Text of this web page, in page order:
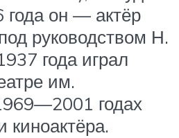
он — актёр
руководством Н.
года играл
им.
годах
киноактёра.